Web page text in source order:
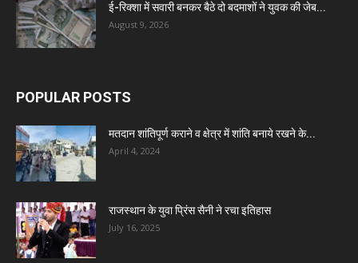
ई-रिक्शा में सवारी बनकर बैठे दो बदमाशों ने युवक की जेब...
August 9, 2026
POPULAR POSTS
मतदान शांतिपूर्ण कराने व क्षेत्र में शांति बनाये रखने के...
April 4, 2024
राजस्थान के युवा प्रिंस सैनी ने रचा इतिहास
July 16, 2025